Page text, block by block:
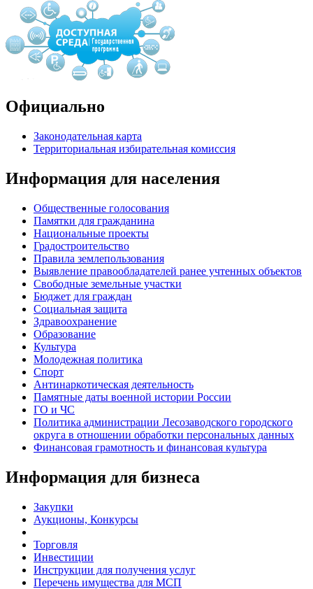
Официально
Законодательная карта
Территориальная избирательная комиссия
Информация для населения
Общественные голосования
Памятки для гражданина
Национальные проекты
Градостроительство
Правила землепользования
Выявление правообладателей ранее учтенных объектов
Свободные земельные участки
Бюджет для граждан
Социальная защита
Здравоохранение
Образование
Культура
Молодежная политика
Спорт
Антинаркотическая деятельность
Памятные даты военной истории России
ГО и ЧС
Политика администрации Лесозаводского городского
округа в отношении обработки персональных данных
Финансовая грамотность и финансовая культура
Информация для бизнеса
Закупки
Аукционы, Конкурсы
Торговля
Инвестиции
Инструкции для получения услуг
Перечень имущества для МСП